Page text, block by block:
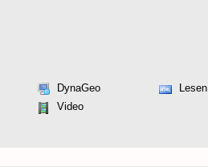
DynaGeo
Lesen
Video